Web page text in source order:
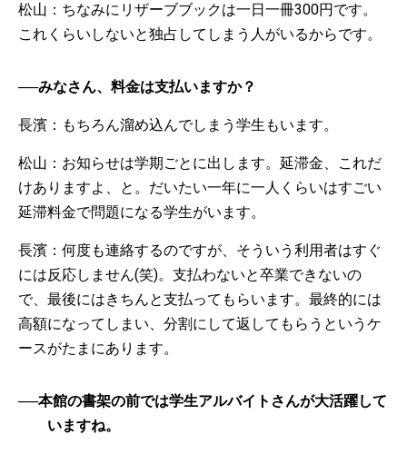
松山：ちなみにリザーブブックは一日一冊300円です。
これくらいしないと独占してしまう人がいるからです。
──みなさん、料金は支払いますか？
長濱：もちろん溜め込んでしまう学生もいます。
松山：お知らせは学期ごとに出します。延滞金、これだ
けありますよ、と。だいたい一年に一人くらいはすごい
延滞料金で問題になる学生がいます。
長濱：何度も連絡するのですが、そういう利用者はすぐ
には反応しません(笑)。支払わないと卒業できないの
で、最後にはきちんと支払ってもらいます。最終的には
高額になってしまい、分割にして返してもらうというケ
ースがたまにあります。
──本館の書架の前では学生アルバイトさんが大活躍して
いますね。